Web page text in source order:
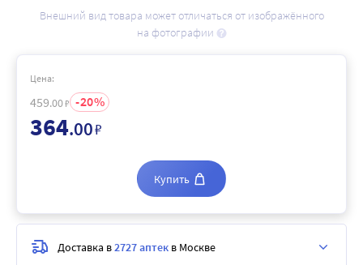
Внешний вид товара может отличаться от изображённого
на фотографии
Цена:
459.00₽ 20
364.00₽
Купить
Доставка в2727 аптек в Москве